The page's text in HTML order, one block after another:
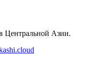
Центральной Азии.